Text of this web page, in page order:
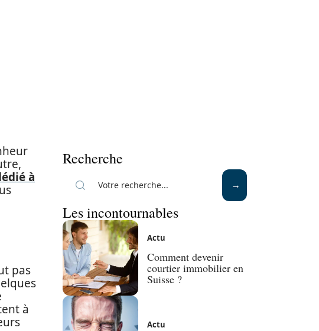
à
pas
à
Recherche
Les incontournables
Actu
Comment devenir
courtier immobilier en
Suisse ?
Actu